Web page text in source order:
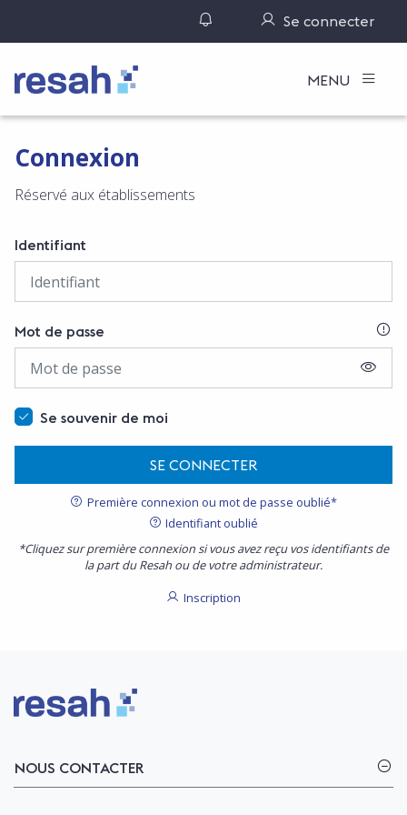
Gérer ses notifications
Se connecter
Logo Resah MENU
Connexion
Réservé aux établissements
Identifiant
Mot de passe
Se souvenir de moi
SE CONNECTER
Première connexion ou mot de passe oublié*
Identifiant oublié
*Cliquez sur première connexion si vous avez reçu vos identifiants de
la part du Resah ou de votre administrateur.
Inscription
Logo Resah
NOUS CONTACTER